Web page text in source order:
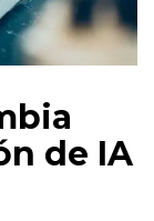
de IA